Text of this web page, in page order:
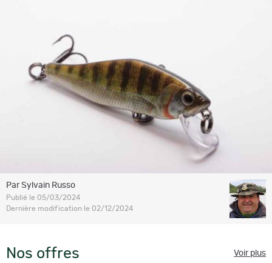
Par Sylvain Russo
Publié le 05/03/2024
Dernière modification le 02/12/2024
Nos offres Voir plus